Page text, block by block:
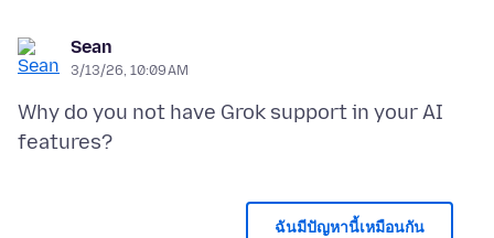
Sean
3/13/26, 10:09 AM
Why do you not have Grok support in your AI
ฉันมีปัญหานี้เหมือนกัน